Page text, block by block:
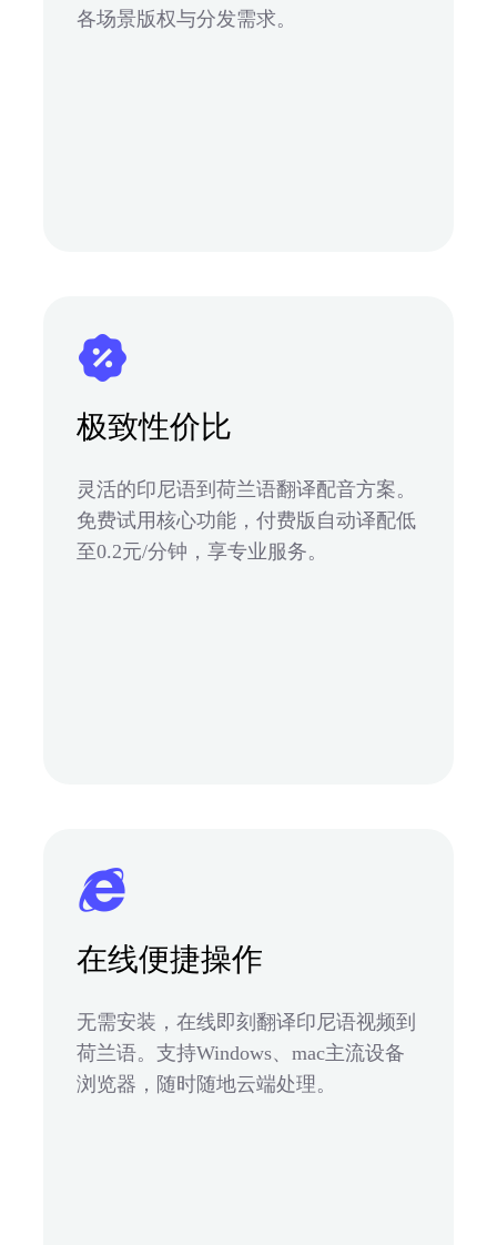
各场景版权与分发需求。
极致性价比
灵活的印尼语到荷兰语翻译配音方案。
免费试用核心功能，付费版自动译配低
至0.2元/分钟，享专业服务。
在线便捷操作
无需安装，在线即刻翻译印尼语视频到
荷兰语。支持Windows、mac主流设备
浏览器，随时随地云端处理。